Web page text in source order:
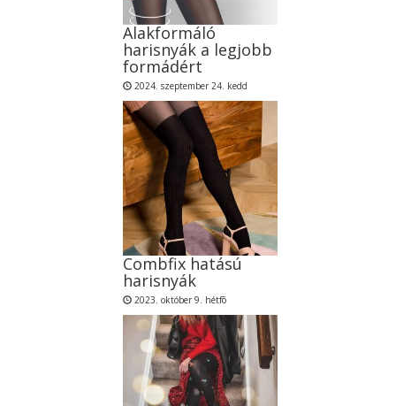
Alakformáló
harisnyák a legjobb
formádért
2024. szeptember 24. kedd
Combfix hatású
harisnyák
2023. október 9. hétfõ